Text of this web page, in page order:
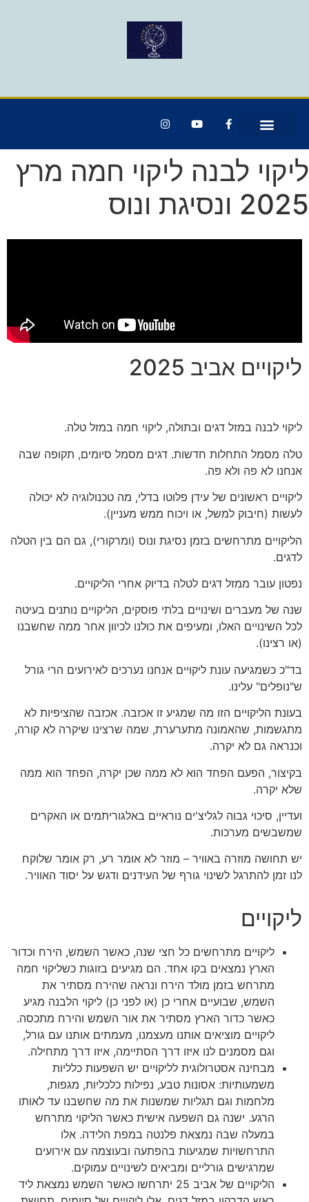
ליקוי לבנה ליקוי חמה מרץ
2025 ונסיגת ונוס
ליקויים אביב 2025
ליקוי לבנה במזל דגים ובתולה, ליקוי חמה במזל טלה.
טלה מסמל התחלות חדשות. דגים מסמל סיומים, תקופה שבה
אנחנו לא פה ולא פה.
ליקויים ראשונים של עידן פלוטו בדלי, מה טכנולוגיה לא יכולה
לעשות (חיבוק למשל, או ויכוח ממש מעניין).
הליקויים מתרחשים בזמן נסיגת ונוס (ומרקורי), גם הם בין הטלה
לדגים.
נפטון עובר ממזל דגים לטלה בדיוק אחרי הליקויים.
שנה של מעברים ושינויים בלתי פוסקים, הליקויים נותנים בעיטה
לכל השינויים האלו, ומעיפים את כולנו לכיוון אחר ממה שחשבנו
(או רצינו).
בד"כ כשמגיעה עונת ליקויים אנחנו נערכים לאירועים הרי גורל
ש"נופלים" עלינו.
בעונת הליקויים הזו מה שמגיע זו אכזבה. אכזבה שהציפיות לא
מתגשמות, שהאמונה מתערערת, שמה שרצינו שיקרה לא קורה,
וכנראה גם לא יקרה.
בקיצור, הפעם הפחד הוא לא ממה שכן יקרה, הפחד הוא ממה
שלא יקרה.
ועדיין, סיכוי גבוה לגליצ'ים נוראיים באלגוריתמים או האקרים
שמשבשים מערכות.
יש תחושה מוזרה באוויר – מוזר לא אומר רע, רק אומר שלוקח
לנו זמן להתרגל לשינוי גורף של העידנים ודגש על יסוד האוויר.
ליקויים
ליקויים מתרחשים כל חצי שנה, כאשר השמש, הירח וכדור
הארץ נמצאים בקו אחד. הם מגיעים בזוגות כשליקוי חמה
מתרחש בזמן מולד הירח ונראה שהירח מסתיר את
השמש, שבועיים אחרי כן (או לפני כן) ליקוי הלבנה מגיע
כאשר כדור הארץ מסתיר את אור השמש והירח מתכסה.
ליקויים מוציאים אותנו מעצמנו, מעמתים אותנו עם גורל,
וגם מסמנים לנו איזו דרך הסתיימה, איזו דרך מתחילה.
מבחינה אסטרולוגית לליקויים יש השפעות כלליות
משמעותיות: אסונות טבע, נפילות כלכליות, מגפות,
מלחמות וגם תגליות שמשנות את מה שחשבנו עד לאותו
הרגע. ישנה גם השפעה אישית כאשר הליקוי מתרחש
במעלה שבה נמצאת פלנטה במפת הלידה. אלו
התרחשויות שמגיעות בהפתעה ובעוצמה עם אירועים
שמרגישים גורליים ומביאים לשינויים עמוקים.
הליקויים של אביב 25 יתרחשו כאשר השמש נמצאת ליד